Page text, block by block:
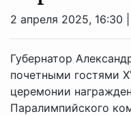
2 апреля 2025, 16:30 |
Губернатор
почетными гостями
церемонии
Паралимпийского